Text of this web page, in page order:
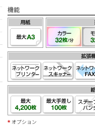
機能
オプション